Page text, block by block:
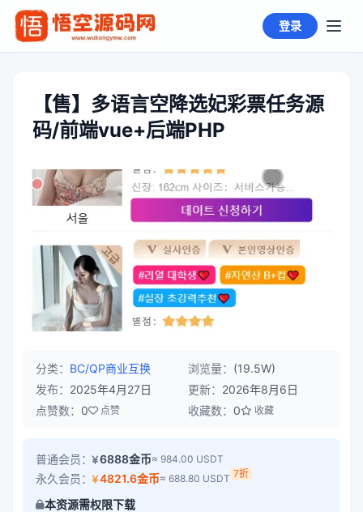
登录
【售】多语言空降选妃彩票任务源
码/前端vue+后端PHP
分类： BC/QP商业互换 浏览量： (19.5W)
发布： 2025年4月27日 更新： 2026年8月6日
点赞数： 0 点赞 收藏数： 0 收藏
普通会员： 6888金币≈ 984.00 USDT
永久会员： 4821.6金币≈ 688.80 USDT 7折
本资源需权限下载